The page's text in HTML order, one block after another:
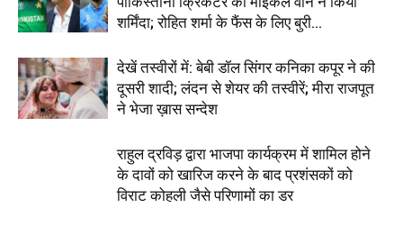
शर्मिंदा; रोहित शर्मा के फैंस के लिए बुरी...
देखें तस्वीरों में: बेबी डॉल सिंगर कनिका कपूर ने की
दूसरी शादी; लंदन से शेयर की तस्वीरें; मीरा राजपूत
ने भेजा ख़ास सन्देश
राहुल द्रविड़ द्वारा भाजपा कार्यक्रम में शामिल होने
के दावों को खारिज करने के बाद प्रशंसकों को
विराट कोहली जैसे परिणामों का डर